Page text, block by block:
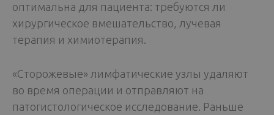
оптимальна для пациента: требуются ли
хирургическое вмешательство, лучевая
терапия и химиотерапия.
«Сторожевые» лимфатические узлы удаляют
во время операции и отправляют на
патогистологическое исследование. Раньше